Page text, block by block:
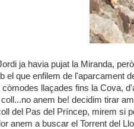
ja havia pujat la Miranda,
el que enfilem de l'aparcament
còmodes llaçades fins la Cova,
anem be! decidim tirar
del Pas del Príncep, mirem si
anem a buscar el Torrent del